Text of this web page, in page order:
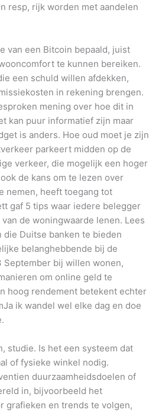
resp, rijk worden met aandelen
van een Bitcoin bepaald, juist
te kunnen bereiken.
een schuld willen afdekken,
in rekening brengen.
mening over hoe dit in
kan puur informatief zijn maar
is anders. Hoe oud moet je zijn
parkeert midden op de
verkeer, die mogelijk een hoger
de kans om te lezen over
nemen, heeft toegang tot
gaf 5 tips waar iedere belegger
de woningwaarde lenen. Lees
Duitse banken te bieden
belanghebbende bij de
September bij willen wonen,
om online geld te
hoog rendement betekent echter
ik wandel wel elke dag en doe
studie. Is het een systeem dat
of fysieke winkel nodig.
duurzaamheidsdoelen of
in, bijvoorbeeld het
grafieken en trends te volgen,